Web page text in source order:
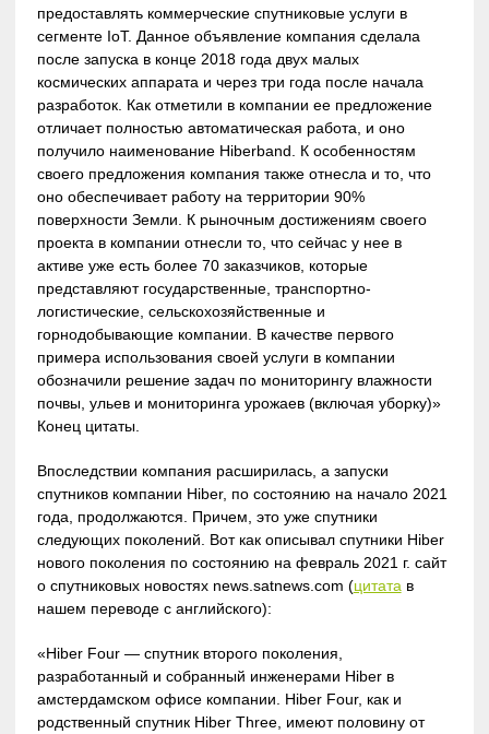
предоставлять коммерческие спутниковые услуги в
сегменте IoT. Данное объявление компания сделала
после запуска в конце 2018 года двух малых
космических аппарата и через три года после начала
разработок. Как отметили в компании ее предложение
отличает полностью автоматическая работа, и оно
получило наименование Hiberband. К особенностям
своего предложения компания также отнесла и то, что
оно обеспечивает работу на территории 90%
поверхности Земли. К рыночным достижениям своего
проекта в компании отнесли то, что сейчас у нее в
активе уже есть более 70 заказчиков, которые
представляют государственные, транспортно-
логистические, сельскохозяйственные и
горнодобывающие компании. В качестве первого
примера использования своей услуги в компании
обозначили решение задач по мониторингу влажности
почвы, ульев и мониторинга урожаев (включая уборку)»
Конец цитаты.
Впоследствии компания расширилась, а запуски
спутников компании Hiber, по состоянию на начало 2021
года, продолжаются. Причем, это уже спутники
следующих поколений. Вот как описывал спутники Hiber
нового поколения по состоянию на февраль 2021 г. сайт
о спутниковых новостях news.satnews.com (цитата в
нашем переводе с английского):
«Hiber Four — спутник второго поколения,
разработанный и собранный инженерами Hiber в
амстердамском офисе компании. Hiber Four, как и
родственный спутник Hiber Three, имеют половину от